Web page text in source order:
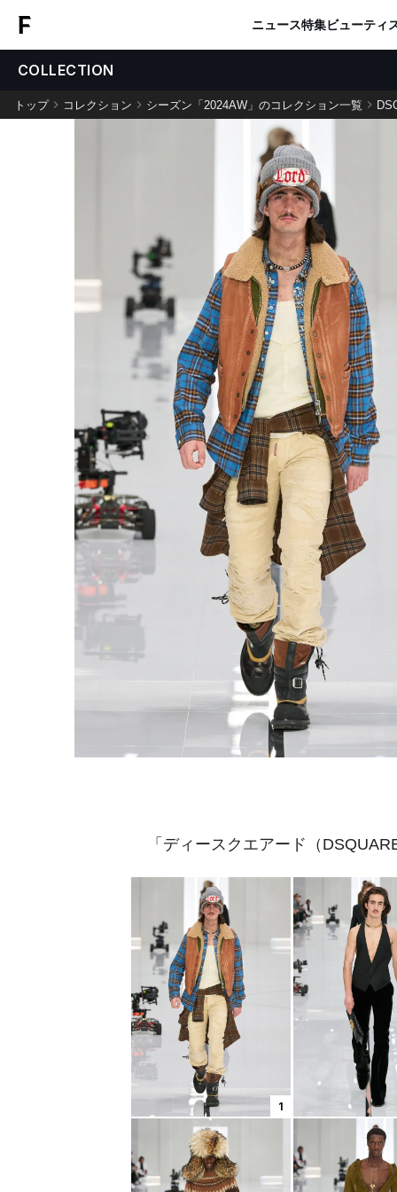
ニュース特集ビューティ
COLLECTION
トップ コレクション シーズン「2024AW」のコレクション一覧
「ディースクエアード（
1